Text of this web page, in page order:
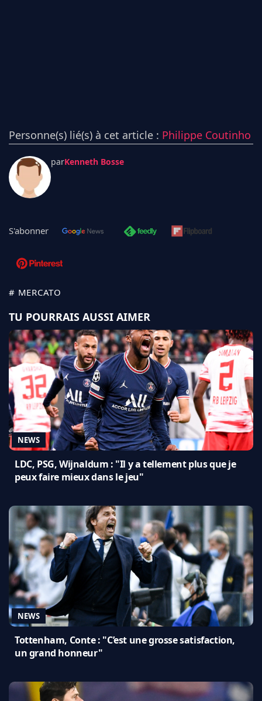
Personne(s) lié(s) à cet article : Philippe Coutinho
parKenneth Bosse
S'abonner
# MERCATO
TU POURRAIS AUSSI AIMER
NEWS
LDC, PSG, Wijnaldum : "Il y a tellement plus que je
peux faire mieux dans le jeu"
NEWS
Tottenham, Conte : "C’est une grosse satisfaction,
un grand honneur"